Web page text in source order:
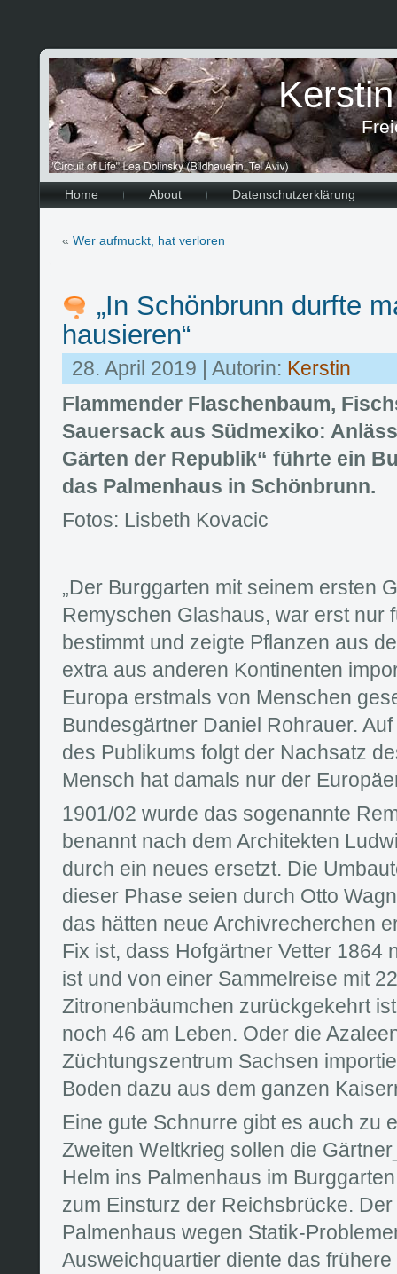
Home About Datenschutzerklärung
« Wer aufmuckt, hat verloren
„In Schönbrunn durfte
hausieren“
28. April 2019 | Autorin: Kerstin
Flammender Flaschenbaum,
Sauersack aus Südmexiko:
Gärten der Republik“ führte ein
das Palmenhaus in Schönbrunn.
Fotos: Lisbeth Kovacic
„Der Burggarten mit seinem ersten
Remyschen Glashaus, war erst nur
bestimmt und zeigte Pflanzen aus
extra aus anderen Kontinenten
Europa erstmals von Menschen
Bundesgärtner Daniel Rohrauer.
des Publikums folgt der Nachsatz
Mensch hat damals nur der
1901/02 wurde das sogenannte
benannt nach dem Architekten
durch ein neues ersetzt. Die
dieser Phase seien durch Otto
das hätten neue Archivrecherchen
Fix ist, dass Hofgärtner Vetter 1864
ist und von einer Sammelreise mit
Zitronenbäumchen zurückgekehrt
noch 46 am Leben. Oder die
Züchtungszentrum Sachsen
Boden dazu aus dem ganzen
Eine gute Schnurre gibt es auch zu
Zweiten Weltkrieg sollen die
Helm ins Palmenhaus im
zum Einsturz der Reichsbrücke.
Palmenhaus wegen Statik-
Ausweichquartier diente das